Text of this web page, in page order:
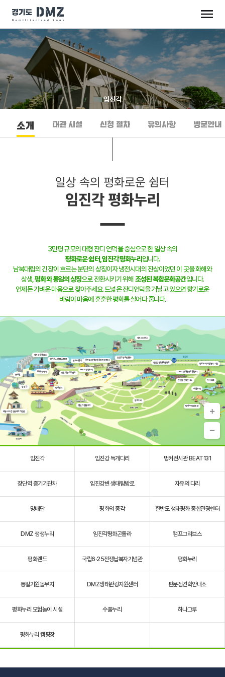
임진각
소개 대관 시설 신청 절차 유의사항 방문안내
일상 속의 평화로운 쉼터
임진각 평화누리
3만평 규모의 대형 잔디 언덕을 중심으로 한 일상 속의
평화로운 쉼터, 임진각 평화누리입니다.
남북대립의 긴장이 흐르는 분단의 상징이자 냉전시대의 잔상이었던 이 곳을 화해와
상생,평화와 통일의 상징으로 전환시키기 위해 조성된 복합문화공간입니다.
언제든 가벼운 마음으로 찾아주세요. 드넓은 잔디언덕을 거닐고 있으면 향기로운
바람이 마음에 훈훈한 평화를 실어다 줍니다.
임진각
임진강 독개다리
벙커전시관 BEAT131
장단역 증기기관차
임진강변 생태탐방로
자유의 다리
망배단
평화의 종각 한반도 생태평화 종합관광센터
DMZ 생생누리
임진각평화곤돌라
캠프그리브스
평화랜드
국립6·25전쟁납북자기념관
평화누리
통일기원돌무지
DMZ생태관광지원센터
판문점견학안내소
평화누리 모험놀이 시설
수풀누리
하나그루
평화누리 캠핑장
임진각 임진강 독개다리 벙커전시관 BEAT131
장단역 증기기관차 임진강변 생태탐방로 자유의 다리
망배단 평화의 종각 한반도 생태평화 종합관광센터
DMZ 생생누리 임진각평화곤돌라 캠프그리브스
평화랜드 국립6·25전쟁납북자기념관 평화누리
통일기원돌무지 DMZ생태관광지원센터 판문점견학안내소
평화누리 모험놀이 시설 수풀누리 하나그루
평화누리 캠핑장